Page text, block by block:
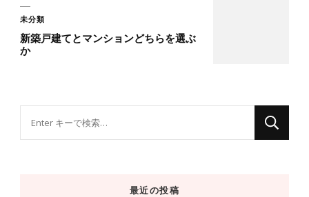
未分類
新築戸建てとマンションどちらを選ぶ
か
最近の投稿